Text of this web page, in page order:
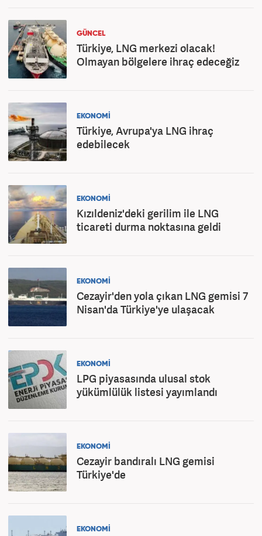
GÜNCEL
Türkiye, LNG merkezi olacak!
Olmayan bölgelere ihraç edeceğiz
EKONOMİ
Türkiye, Avrupa'ya LNG ihraç
edebilecek
EKONOMİ
Kızıldeniz'deki gerilim ile LNG
ticareti durma noktasına geldi
EKONOMİ
Cezayir'den yola çıkan LNG gemisi 7
Nisan'da Türkiye'ye ulaşacak
EKONOMİ
LPG piyasasında ulusal stok
yükümlülük listesi yayımlandı
EKONOMİ
Cezayir bandıralı LNG gemisi
Türkiye'de
EKONOMİ